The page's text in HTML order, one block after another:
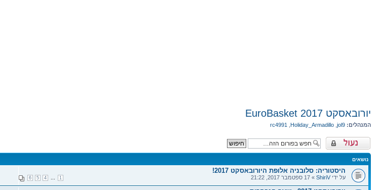
יורובאסקט EuroBasket 2017
המנהלים: jol9
Holiday_Armadillo
rc4991
פורום נעול
נושאים
היסטוריה: סלובניה אלופת היורובאסקט 2017!
1
4
5
6 על ידי ShiriV » 17 ספטמבר 2017, 21:22
תגובות